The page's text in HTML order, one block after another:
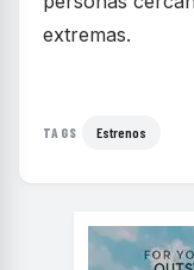
extremas.
TAGS Estrenos